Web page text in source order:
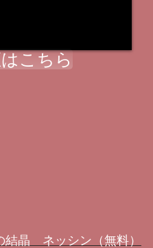
こちら
結晶 ネッシン（無料）